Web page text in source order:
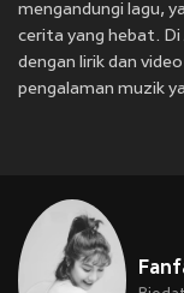
mengandungi lagu,
cerita yang hebat. Di
dengan lirik dan
pengalaman muzik